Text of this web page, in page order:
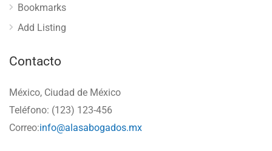
Bookmarks
Add Listing
Contacto
México, Ciudad de México
Teléfono: (123) 123-456
Correo:info@alasabogados.mx